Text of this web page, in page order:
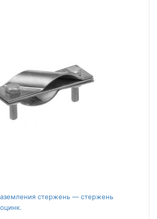
стержень — стержень